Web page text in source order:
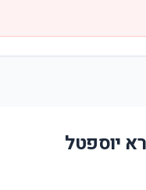
יוספטל